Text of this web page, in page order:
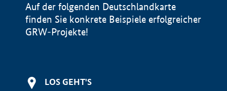
Auf der folgenden Deutschlandkarte
finden Sie konkrete Beispiele erfolgreicher
GRW-Projekte!
LOS GEHT'S